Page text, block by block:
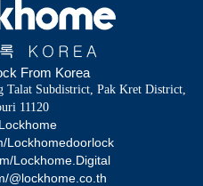
From Korea
Subdistrict, Pak Kret District,
11120
Lockhomedoorlock
Lockhome.Digital
@lockhome.co.th